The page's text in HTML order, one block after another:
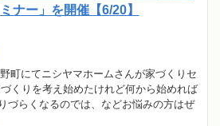
ミナー」を開催【6/20】
町にてニシヤマホームさんが家づくりセ
くりを考え始めたけれど何から始めれば
づらくなるのでは、などお悩みの方はぜ